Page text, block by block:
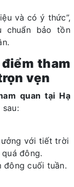
và có ý thức”,
chuẩn bảo tồn
tham
vẹn
quan tại Hạ
với tiết trời
đông.
đông cuối tuần.